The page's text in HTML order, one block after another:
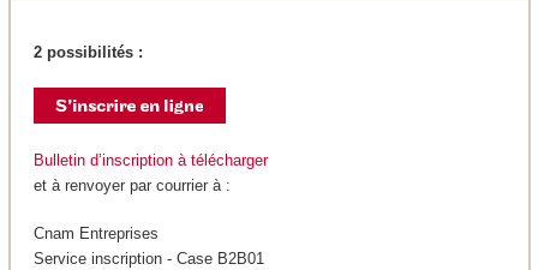
2 possibilités :
Bulletin d’inscription à télécharger
et à renvoyer par courrier à :
Cnam Entreprises
Service inscription - Case B2B01